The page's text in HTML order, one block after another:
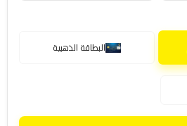
البطاقة الذهبية